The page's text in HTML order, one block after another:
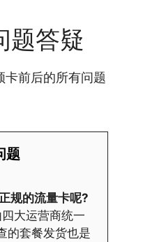
题答疑
卡前后的所有问题
题
规的流量卡呢?
大运营商统一
的套餐发货也是